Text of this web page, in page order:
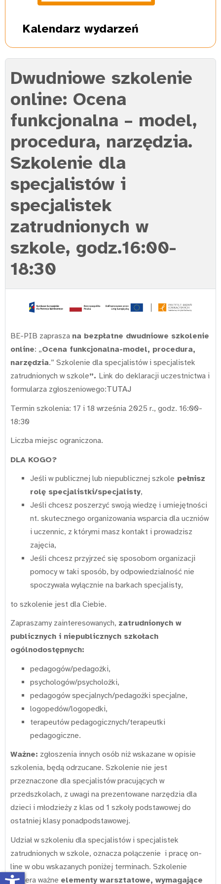
Kalendarz wydarzeń
Dwudniowe szkolenie
online: Ocena
funkcjonalna – model,
procedura, narzędzia.
Szkolenie dla
specjalistów i
specjalistek
zatrudnionych w
szkole, godz.16:00-
18:30
BE-PIB zaprasza na bezpłatne dwudniowe szkolenie
online: „Ocena funkcjonalna-model, procedura,
narzędzia.” Szkolenie dla specjalistów i specjalistek
zatrudnionych w szkole”. Link do deklaracji uczestnictwa i
formularza zgłoszeniowego:TUTAJ
Termin szkolenia: 17 i 18 września 2025 r., godz. 16:00-
18:30
Liczba miejsc ograniczona.
DLA KOGO?
Jeśli w publicznej lub niepublicznej szkole pełnisz
rolę specjalistki/specjalisty,
Jeśli chcesz poszerzyć swoją wiedzę i umiejętności
nt. skutecznego organizowania wsparcia dla uczniów
i uczennic, z którymi masz kontakt i prowadzisz
zajęcia,
Jeśli chcesz przyjrzeć się sposobom organizacji
pomocy w taki sposób, by odpowiedzialność nie
spoczywała wyłącznie na barkach specjalisty,
to szkolenie jest dla Ciebie.
Zapraszamy zainteresowanych, zatrudnionych w
publicznych i niepublicznych szkołach
ogólnodostępnych:
pedagogów/pedagożki,
psychologów/psycholożki,
pedagogów specjalnych/pedagożki specjalne,
logopedów/logopedki,
terapeutów pedagogicznych/terapeutki
pedagogiczne.
Ważne: zgłoszenia innych osób niż wskazane w opisie
szkolenia, będą odrzucane. Szkolenie nie jest
przeznaczone dla specjalistów pracujących w
przedszkolach, z uwagi na prezentowane narzędzia dla
dzieci i młodzieży z klas od 1 szkoły podstawowej do
ostatniej klasy ponadpodstawowej.
Udział w szkoleniu dla specjalistów i specjalistek
zatrudnionych w szkole, oznacza połączenie i pracę on-
line w obu wskazanych poniżej terminach. Szkolenie
zawiera ważne elementy warsztatowe, wymagające